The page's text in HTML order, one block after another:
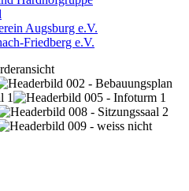
Augsburg e.V.
Friedberg e.V.